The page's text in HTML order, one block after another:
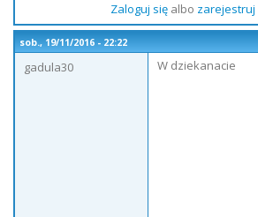
Zaloguj sięalbo zarejestruj
sob., 19/11/2016 - 22:22
gadula30
W dziekanacie